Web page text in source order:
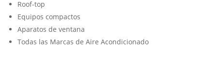
Roof-top
Equipos compactos
Aparatos de ventana
Todas las Marcas de Aire Acondicionado